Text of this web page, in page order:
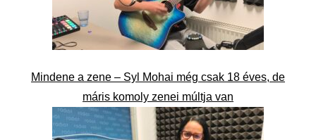
Mindene a zene – Syl Mohai még csak 18 éves, de
máris komoly zenei múltja van